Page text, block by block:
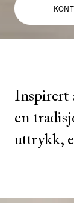
Inspirert
en
uttrykk,